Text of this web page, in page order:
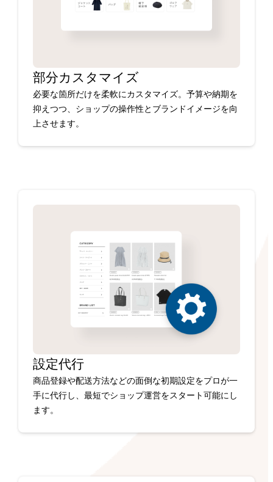
部分カスタマイズ
必要な箇所だけを柔軟にカスタマイズ。予算や納期を
抑えつつ、ショップの操作性とブランドイメージを向
上させます。
設定代行
商品登録や配送方法などの面倒な初期設定をプロが一
手に代行し、最短でショップ運営をスタート可能にし
ます。